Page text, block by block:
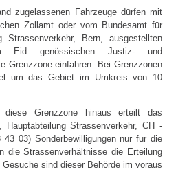
zugelassenen Fahrzeuge dūrfen mit
Zollamt oder vom Bundesamt fūr
Strassenverkehr, Bern, ausgestellten
Eid genössischen Justiz- und
Grenzzone einfahren. Bei Grenzzonen
um das Gebiet im Umkreis von 10
diese Grenzzone hinaus erteilt das
Hauptabteilung Strassenverkehr, CH -
03) Sonderbewilligungen nur fūr die
die Strassenverhältnisse die Erteilung
sind dieser Behörde im voraus